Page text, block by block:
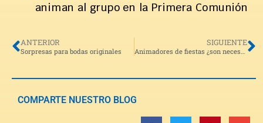
animan al grupo en la Primera Comunión
ANTERIOR
Sorpresas para bodas originales
SIGUIENTE
Animadores de fiestas ¿son necesarios?
COMPARTE NUESTRO BLOG